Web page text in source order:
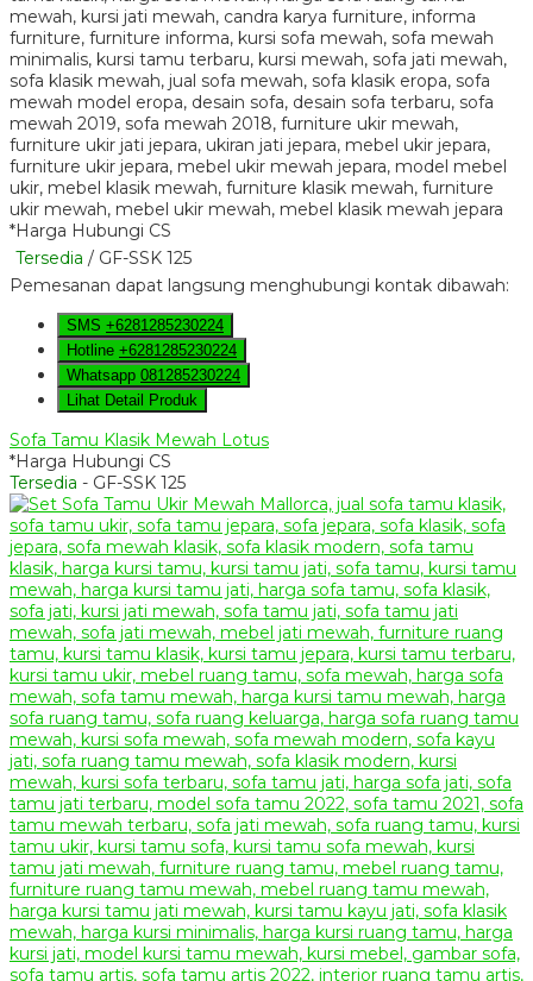
*Harga Hubungi CS
Tersedia / GF-SSK 125
Pemesanan dapat langsung menghubungi kontak dibawah:
SMS +6281285230224
Hotline +6281285230224
Whatsapp 081285230224
Lihat Detail Produk
Sofa Tamu Klasik Mewah Lotus
*Harga Hubungi CS
Tersedia - GF-SSK 125